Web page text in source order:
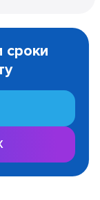
сроки